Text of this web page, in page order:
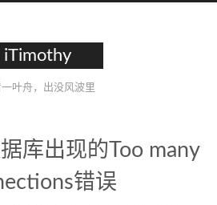
iTimothy
叶舟，出没风波里
库出现的Too many
错误